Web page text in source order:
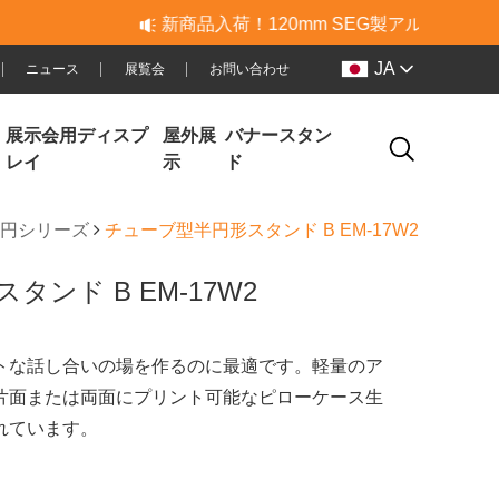
新商品入荷！120mm SEG製アルミ＆PVCライトボ
ニュース 展覧会 お問い合わせ JA
展示会用ディスプ
レイ
屋外展
示
バナースタン
ド
シリーズ チューブ型半円形スタンド B EM-17W2
タンド B EM-17W2
な話し合いの場を作るのに最適です。軽量のア
面または両面にプリント可能なピローケース生
います。